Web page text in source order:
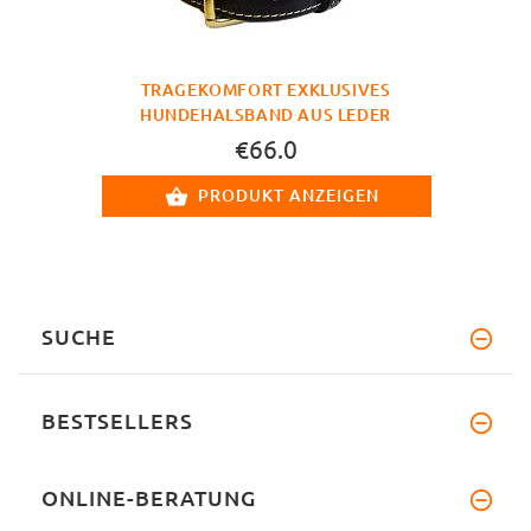
TRAGEKOMFORT EXKLUSIVES
HUNDEHALSBAND AUS LEDER
€66.0
PRODUKT ANZEIGEN
SUCHE
BESTSELLERS
ONLINE-BERATUNG